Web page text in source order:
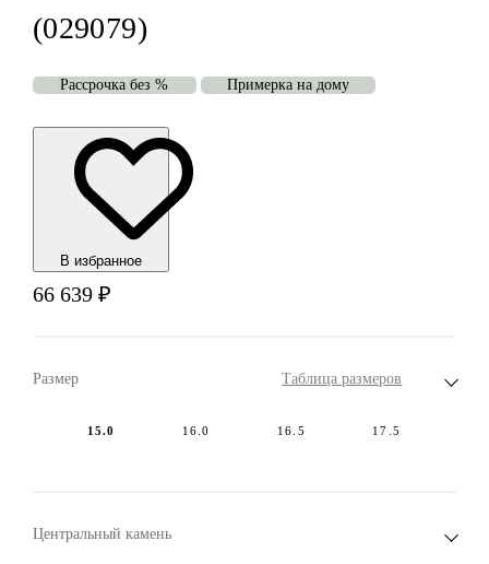
(029079)
Рассрочка без % Примерка на дому
В избранноe
66 639 ₽
Размер Таблица размеров
15.0 16.0 16.5 17.5
Центральный камень